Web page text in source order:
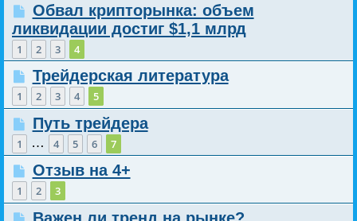
Обвал крипторынка: объем
ликвидации достиг $1,1 млрд
1 2 3 4
Трейдерская литература
1 2 3 4 5
Путь трейдера
1 … 4 5 6 7
Отзыв на 4+
1 2 3
Важен ли тренд на рынке?